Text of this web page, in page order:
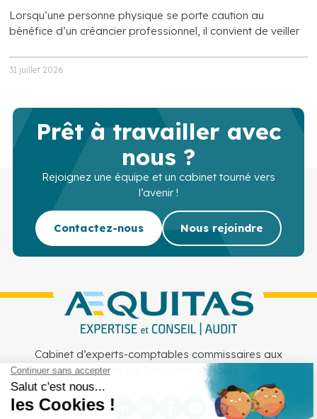
Lorsqu’une personne physique se porte caution au
bénéfice d’un créancier professionnel, il convient de veiller
31 juillet 2026
Prêt à travailler avec
nous ?
Rejoignez une équipe et un cabinet tourné vers
l’avenir !
Contactez-nous Nous rejoindre
Cabinet d’experts-comptables commissaires aux
comptes sur Lille, Lens et Douai